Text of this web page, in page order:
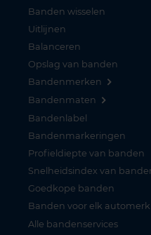
Banden wisselen
Uitlijnen
Balanceren
Opslag van banden
Bandenmerken
Bandenmaten
Bandenlabel
Bandenmarkeringen
Profieldiepte van banden
Snelheidsindex van
Goedkope banden
Banden voor elk automerk
Alle bandenservices